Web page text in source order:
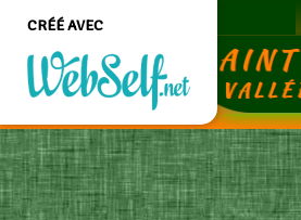
CRÉÉ AVEC
Créer un site web de
qualité professionnelle
et personnalisable sans
aucune connaissance en
programmation